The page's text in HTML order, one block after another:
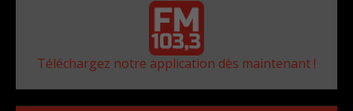
Téléchargez notre application dès maintenant !